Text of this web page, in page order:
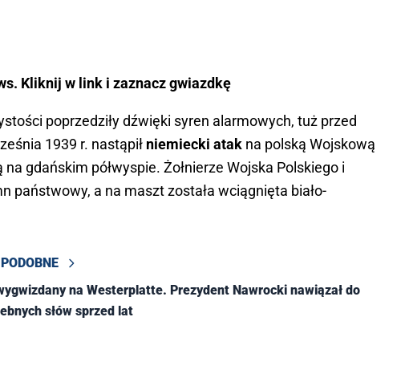
Kliknij w link i zaznacz gwiazdkę
poprzedziły dźwięki syren alarmowych, tuż przed
1939 r. nastąpił niemiecki atak na polską Wojskową
gdańskim półwyspie. Żołnierze Wojska Polskiego i
państwowy, a na maszt została wciągnięta biało-
na Westerplatte. Prezydent Nawrocki nawiązał do
słów sprzed lat